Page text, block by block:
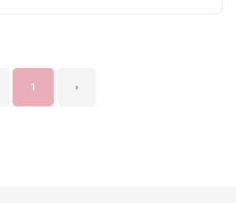
1 ›